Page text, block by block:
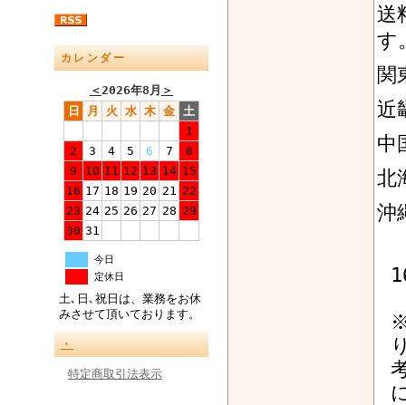
カレンダー
＜2026年8月 ＞
日
月 火 水 木 金 土
1
2
3 4 5 6 7
8
9
10 11 12 13 14 15
16 17 18 19 20 21 22
23 24 25 26 27 28 29
30 31
今日
定休日
土､日､祝日は、業務をお休
みさせて頂いております。
・
特定商取引法表示
送
す
関
近
中
北
沖